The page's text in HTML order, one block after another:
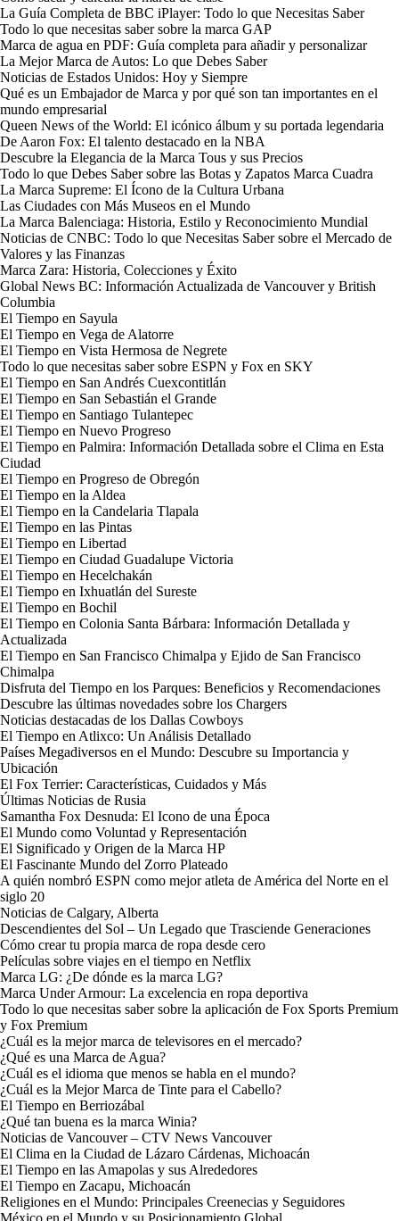
La Guía Completa de BBC iPlayer: Todo lo que Necesitas Saber
Todo lo que necesitas saber sobre la marca GAP
Marca de agua en PDF: Guía completa para añadir y personalizar
La Mejor Marca de Autos: Lo que Debes Saber
Noticias de Estados Unidos: Hoy y Siempre
Qué es un Embajador de Marca y por qué son tan importantes en el
mundo empresarial
Queen News of the World: El icónico álbum y su portada legendaria
De Aaron Fox: El talento destacado en la NBA
Descubre la Elegancia de la Marca Tous y sus Precios
Todo lo que Debes Saber sobre las Botas y Zapatos Marca Cuadra
La Marca Supreme: El Ícono de la Cultura Urbana
Las Ciudades con Más Museos en el Mundo
La Marca Balenciaga: Historia, Estilo y Reconocimiento Mundial
Noticias de CNBC: Todo lo que Necesitas Saber sobre el Mercado de
Valores y las Finanzas
Marca Zara: Historia, Colecciones y Éxito
Global News BC: Información Actualizada de Vancouver y British
Columbia
El Tiempo en Sayula
El Tiempo en Vega de Alatorre
El Tiempo en Vista Hermosa de Negrete
Todo lo que necesitas saber sobre ESPN y Fox en SKY
El Tiempo en San Andrés Cuexcontitlán
El Tiempo en San Sebastián el Grande
El Tiempo en Santiago Tulantepec
El Tiempo en Nuevo Progreso
El Tiempo en Palmira: Información Detallada sobre el Clima en Esta
Ciudad
El Tiempo en Progreso de Obregón
El Tiempo en la Aldea
El Tiempo en la Candelaria Tlapala
El Tiempo en las Pintas
El Tiempo en Libertad
El Tiempo en Ciudad Guadalupe Victoria
El Tiempo en Hecelchakán
El Tiempo en Ixhuatlán del Sureste
El Tiempo en Bochil
El Tiempo en Colonia Santa Bárbara: Información Detallada y
Actualizada
El Tiempo en San Francisco Chimalpa y Ejido de San Francisco
Chimalpa
Disfruta del Tiempo en los Parques: Beneficios y Recomendaciones
Descubre las últimas novedades sobre los Chargers
Noticias destacadas de los Dallas Cowboys
El Tiempo en Atlixco: Un Análisis Detallado
Países Megadiversos en el Mundo: Descubre su Importancia y
Ubicación
El Fox Terrier: Características, Cuidados y Más
Últimas Noticias de Rusia
Samantha Fox Desnuda: El Icono de una Época
El Mundo como Voluntad y Representación
El Significado y Origen de la Marca HP
El Fascinante Mundo del Zorro Plateado
A quién nombró ESPN como mejor atleta de América del Norte en el
siglo 20
Noticias de Calgary, Alberta
Descendientes del Sol – Un Legado que Trasciende Generaciones
Cómo crear tu propia marca de ropa desde cero
Películas sobre viajes en el tiempo en Netflix
Marca LG: ¿De dónde es la marca LG?
Marca Under Armour: La excelencia en ropa deportiva
Todo lo que necesitas saber sobre la aplicación de Fox Sports Premium
y Fox Premium
¿Cuál es la mejor marca de televisores en el mercado?
¿Qué es una Marca de Agua?
¿Cuál es el idioma que menos se habla en el mundo?
¿Cuál es la Mejor Marca de Tinte para el Cabello?
El Tiempo en Berriozábal
¿Qué tan buena es la marca Winia?
Noticias de Vancouver – CTV News Vancouver
El Clima en la Ciudad de Lázaro Cárdenas, Michoacán
El Tiempo en las Amapolas y sus Alrededores
El Tiempo en Zacapu, Michoacán
Religiones en el Mundo: Principales Creenecias y Seguidores
México en el Mundo y su Posicionamiento Global